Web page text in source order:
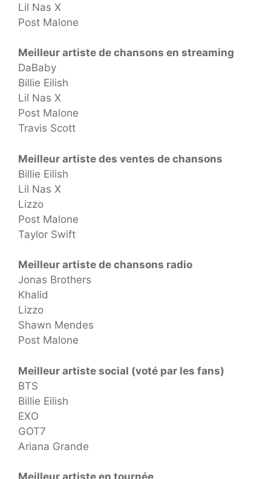
Lil Nas X
Post Malone
Meilleur artiste de chansons en streaming
DaBaby
Billie Eilish
Lil Nas X
Post Malone
Travis Scott
Meilleur artiste des ventes de chansons
Billie Eilish
Lil Nas X
Lizzo
Post Malone
Taylor Swift
Meilleur artiste de chansons radio
Jonas Brothers
Khalid
Lizzo
Shawn Mendes
Post Malone
Meilleur artiste social (voté par les fans)
BTS
Billie Eilish
EXO
GOT7
Ariana Grande